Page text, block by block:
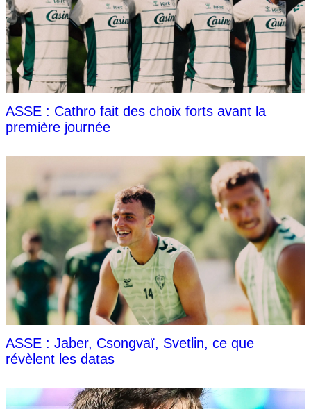
ASSE : Cathro fait des choix forts avant la
première journée
ASSE : Jaber, Csongvaï, Svetlin, ce que
révèlent les datas